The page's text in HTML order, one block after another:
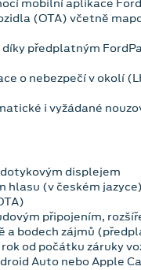
mobilní aplikace
(OTA) včetně
předplatným
o nebezpečí v okolí
i vyžádané
displejem
hlasu (v českém jazyce)
připojením,
a bodech zájmů
od počátku záruky
Auto nebo Apple